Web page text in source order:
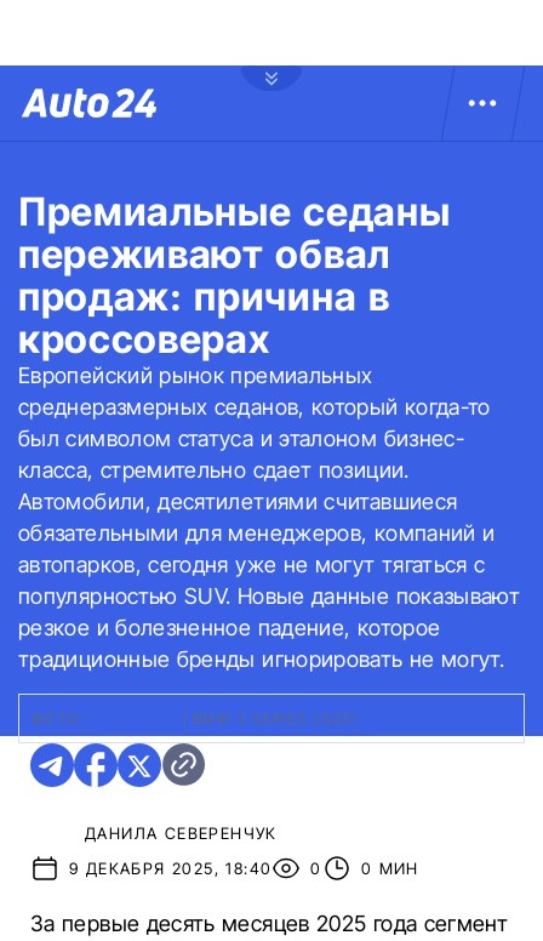
Премиальные седаны
переживают обвал
продаж: причина в
кроссоверах
Европейский рынок премиальных
среднеразмерных седанов, который когда-то
был символом статуса и эталоном бизнес-
класса, стремительно сдает позиции.
Автомобили, десятилетиями считавшиеся
обязательными для менеджеров, компаний и
автопарков, сегодня уже не могут тягаться с
популярностью SUV. Новые данные показывают
резкое и болезненное падение, которое
традиционные бренды игнорировать не могут.
ФОТО: BMW 3 SERIES (G20)
ДАНИЛА СЕВЕРЕНЧУК
9 ДЕКАБРЯ 2025, 18:40
0 0 МИН
За первые десять месяцев 2025 года сегмент